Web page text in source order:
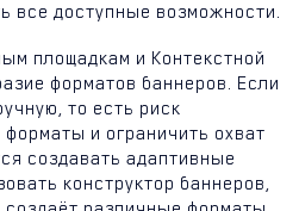
все доступные возможности.
площадкам и Контекстной
форматов баннеров. Если
то есть риск
и ограничить охват
создавать адаптивные
конструктор баннеров,